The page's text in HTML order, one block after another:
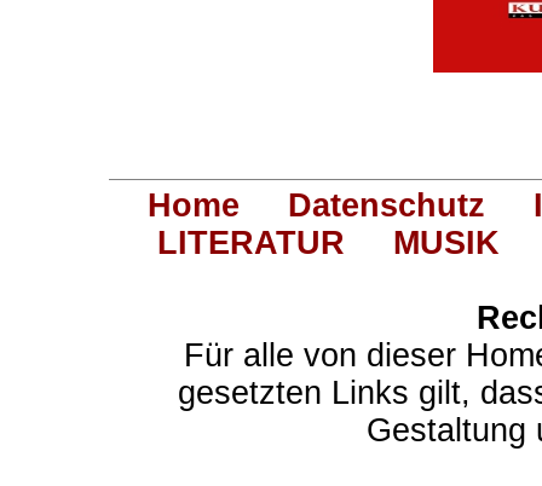
Home Datenschutz
LITERATUR
MUSIK
Für alle von dieser
gesetzten Links gilt,
Gestaltung